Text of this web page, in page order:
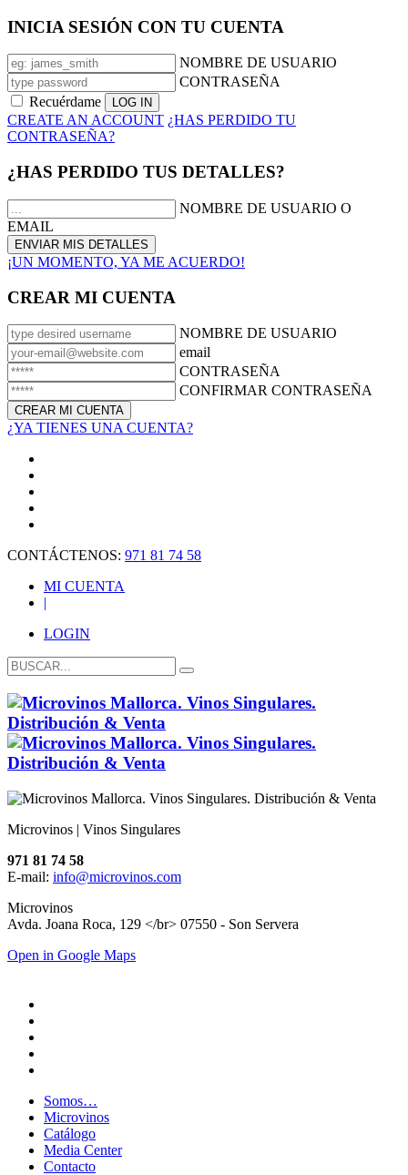
INICIA SESIÓN CON TU CUENTA
NOMBRE DE USUARIO
CONTRASEÑA
Recuérdame
CREATE AN ACCOUNT ¿HAS PERDIDO TU
CONTRASEÑA?
¿HAS PERDIDO TUS DETALLES?
NOMBRE DE USUARIO O
EMAIL
¡UN MOMENTO, YA ME ACUERDO!
CREAR MI CUENTA
NOMBRE DE USUARIO
email
CONTRASEÑA
CONFIRMAR CONTRASEÑA
¿YA TIENES UNA CUENTA?
CONTÁCTENOS: 971 81 74 58
MI CUENTA
|
LOGIN
Microvinos | Vinos Singulares
971 81 74 58
E-mail: info@microvinos.com
Microvinos
Avda. Joana Roca, 129 </br> 07550 - Son Servera
Open in Google Maps
Somos…
Microvinos
Catálogo
Media Center
Contacto